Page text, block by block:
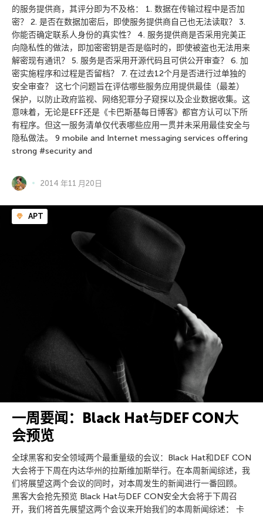
的服务提供商，其评分即为不及格： 1. 数据在传输过程中是否加
密？ 2. 是否在数据加密后，即使服务提供商自己也无法读取？ 3.
你能否确定联系人身份的真实性？ 4. 服务提供商是否采用完美正
向隐私性的做法，即加密密钥是否是临时的，即使被盗也无法用来
解密现有通讯？ 5. 服务是否采用开源代码且可供公开审查？ 6. 加
密实施程序和过程是否留档？ 7. 在过去12个月是否进行过单独的
安全审查？ 这七个问题旨在评估哪些服务应用提供最佳（最差）
保护，以防止政府监视、网络犯罪分子窥探以及企业数据收集。这
意味着，无论是EFF还是《卡巴斯基每日博客》都官方认可以下所
有程序。但这一服务清单仅代表哪些应用一贯并未采用最佳安全与
隐私做法。 9 mobile and Internet messaging services offering
strong #security and
2014 年11 月20日
APT
一周要闻：Black Hat与DEF CON大
会预览
全球黑客和安全领域两个最重量级的会议：Black Hat和DEF CON
大会将于下周在内达华州的拉斯维加斯举行。在本周新闻综述，我
们将展望这两个会议的同时，对本周发生的新闻进行一番回顾。
黑客大会抢先预览 Black Hat与DEF CON安全大会将于下周召
开，我们将首先展望这两个会议来开始我们的本周新闻综述： 卡